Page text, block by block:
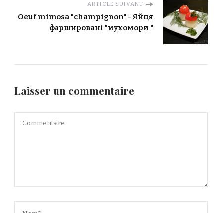
ARTICLE SUIVANT
Oeuf mimosa "champignon" - Яйця
фаршировані "мухомори "
Laisser un commentaire